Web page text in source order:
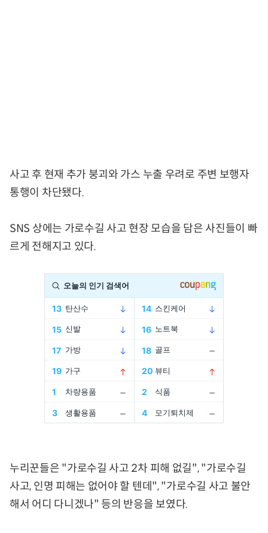
사고 후 현재 추가 붕괴와 가스 누출 우려로 주변 보행자
통행이 차단됐다.
SNS 상에는 가로수길 사고 현장 모습을 담은 사진들이 빠
르게 전해지고 있다.
누리꾼들은 "가로수길 사고 2차 피해 없길", "가로수길
사고, 인명 피해는 없어야 할 텐데", "가로수길 사고 불안
해서 어디 다니겠나" 등의 반응을 보였다.